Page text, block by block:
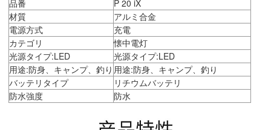
品番
P 20 iX
材質
アルミ合金
電源方式
充電
カテゴリ
懐中電灯
光源タイプ:LED
光源タイプ:LED
用途:防身、キャンプ、釣り 用途:防身、キャンプ、釣り
バッテリタイプ
リチウムバッテリ
防水強度
防水